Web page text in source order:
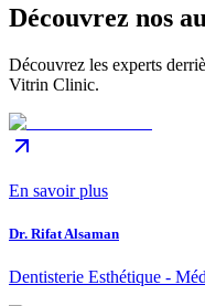
Découvrez nos
Découvrez les experts
Vitrin Clinic.
En savoir plus
Dr. Rifat Alsaman
Dentisterie Esthétique -